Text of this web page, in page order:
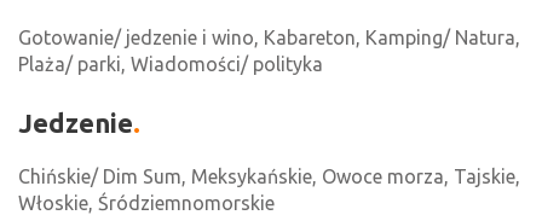
Gotowanie/ jedzenie i wino, Kabareton, Kamping/ Natura,
Plaża/ parki, Wiadomości/ polityka
Jedzenie
Chińskie/ Dim Sum, Meksykańskie, Owoce morza, Tajskie,
Włoskie, Śródziemnomorskie